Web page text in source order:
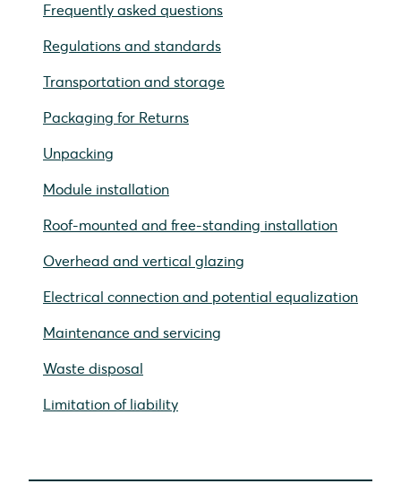
Frequently asked questions
Regulations and standards
Transportation and storage
Packaging for Returns
Unpacking
Module installation
Roof-mounted and free-standing installation
Overhead and vertical glazing
Electrical connection and potential equalization
Maintenance and servicing
Waste disposal
Limitation of liability